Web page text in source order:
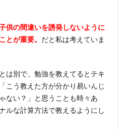
供の間違いを誘発しないように
とが重要。 だと私は考えていま
は別で、勉強を教えてるとテキ
こう教えた方が分かり易いんじ
ない？」と思うことも時々あ
ルな計算方法で教えるようにし